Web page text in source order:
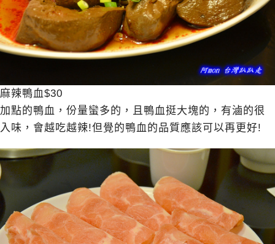
麻辣鴨血$30
加點的鴨血，份量蠻多的，且鴨血挺大塊的，有滷的很
入味，會越吃越辣!但覺的鴨血的品質應該可以再更好!